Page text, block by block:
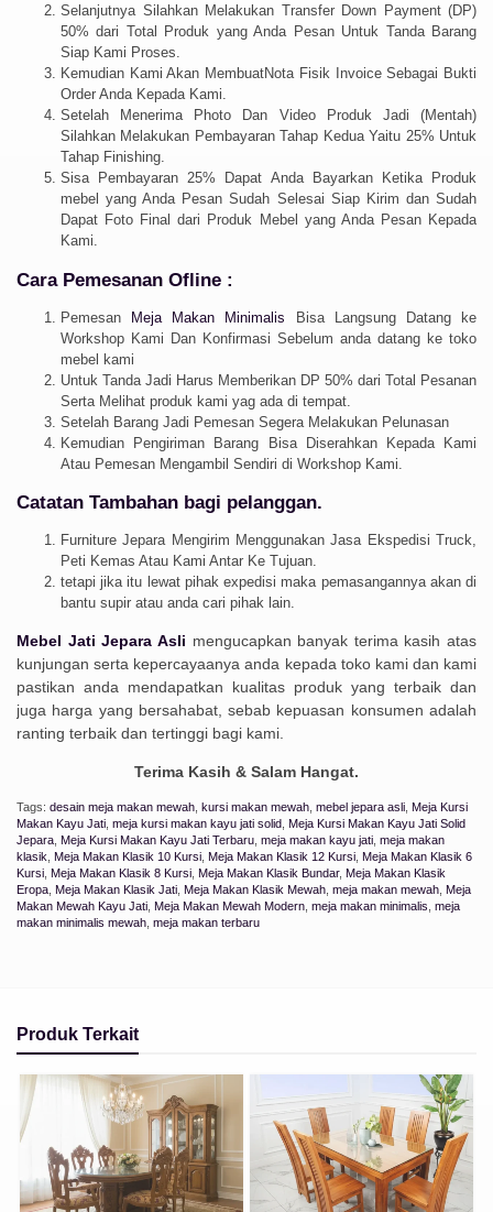
Selanjutnya Silahkan Melakukan Transfer Down Payment (DP)
50% dari Total Produk yang Anda Pesan Untuk Tanda Barang
Siap Kami Proses.
Kemudian Kami Akan MembuatNota Fisik Invoice Sebagai Bukti
Order Anda Kepada Kami.
Setelah Menerima Photo Dan Video Produk Jadi (Mentah)
Silahkan Melakukan Pembayaran Tahap Kedua Yaitu 25% Untuk
Tahap Finishing.
Sisa Pembayaran 25% Dapat Anda Bayarkan Ketika Produk
mebel yang Anda Pesan Sudah Selesai Siap Kirim dan Sudah
Dapat Foto Final dari Produk Mebel yang Anda Pesan Kepada
Kami.
Cara Pemesanan Ofline :
Pemesan Meja Makan Minimalis
Bisa Langsung Datang ke
Workshop Kami Dan Konfirmasi Sebelum anda datang ke toko
mebel kami
Untuk Tanda Jadi Harus Memberikan DP 50% dari Total Pesanan
Serta Melihat produk kami yag ada di tempat.
Setelah Barang Jadi Pemesan Segera Melakukan Pelunasan
Kemudian Pengiriman Barang Bisa Diserahkan Kepada Kami
Atau Pemesan Mengambil Sendiri di Workshop Kami.
Catatan Tambahan bagi pelanggan.
Furniture Jepara Mengirim Menggunakan Jasa Ekspedisi Truck,
Peti Kemas Atau Kami Antar Ke Tujuan.
tetapi jika itu lewat pihak expedisi maka pemasangannya akan di
bantu supir atau anda cari pihak lain.
Mebel Jati Jepara Asli mengucapkan banyak terima kasih atas
kunjungan serta kepercayaanya anda kepada toko kami dan kami
pastikan anda mendapatkan kualitas produk yang terbaik dan
juga harga yang bersahabat, sebab kepuasan konsumen adalah
ranting terbaik dan tertinggi bagi kami.
Terima Kasih & Salam Hangat.
Tags: desain meja makan mewah kursi makan mewah mebel jepara asli Meja Kursi
Makan Kayu Jati meja kursi makan kayu jati solid Meja Kursi Makan Kayu Jati Solid
Jepara Meja Kursi Makan Kayu Jati Terbaru meja makan kayu jati meja makan
klasik Meja Makan Klasik 10 Kursi Meja Makan Klasik 12 Kursi Meja Makan Klasik 6
Kursi Meja Makan Klasik 8 Kursi Meja Makan Klasik Bundar, Meja Makan Klasik
Eropa Meja Makan Klasik Jati Meja Makan Klasik Mewah meja makan mewah Meja
Makan Mewah Kayu Jati Meja Makan Mewah Modern meja makan minimalis meja
makan minimalis mewah meja makan terbaru
Produk Terkait